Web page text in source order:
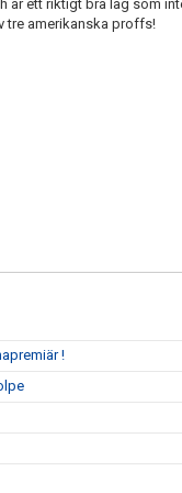
är ett riktigt bra lag som
tre amerikanska proffs!
!